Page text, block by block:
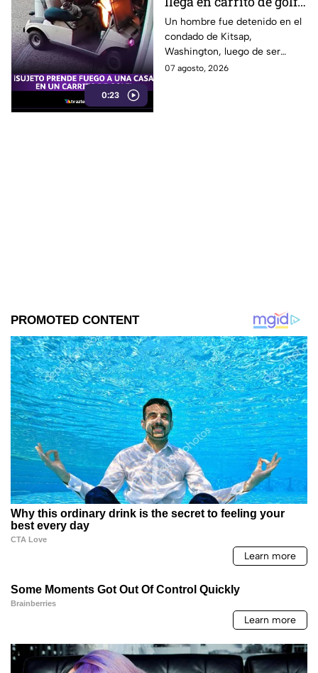
0:23
con un perro y termina
DESATANDO inc3ndio
en una casa
Un hombre fue detenido en el
condado de Kitsap,
Washington, luego de ser
señalado como presunto
07 agosto, 2026